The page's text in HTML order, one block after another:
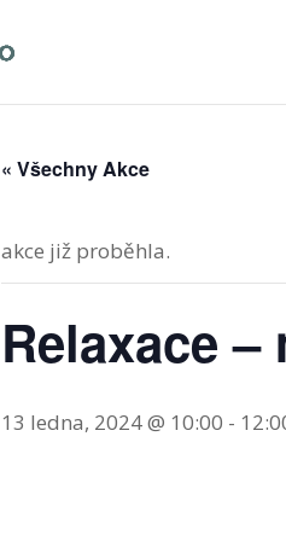
« Všechny Akce
akce již proběhla.
Relaxace –
13 ledna, 2024 @ 10:00 -